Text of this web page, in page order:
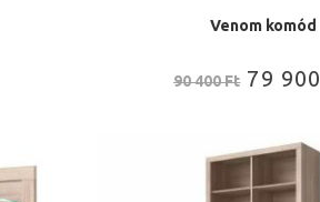
Venom komód
90 400Ft 79 900